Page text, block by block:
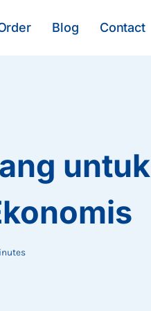
Blog Contact
untuk